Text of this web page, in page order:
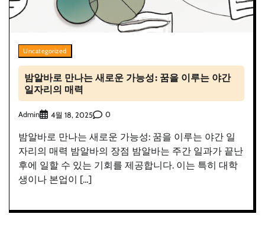
Uncategorized
밤알바로 만나는 새로운 가능성: 꿈을 이루는 야간
일자리의 매력
Admin 4월 18, 2025 0
밤알바로 만나는 새로운 가능성: 꿈을 이루는 야간 일
자리의 매력 밤알바의 장점 밤알바는 주간 일과가 끝난
후에 일할 수 있는 기회를 제공합니다. 이는 특히 대학
생이나 본업이 […]